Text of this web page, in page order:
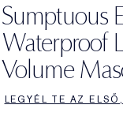
Sumptuous
Waterproof
Volume
LEGYÉL TE AZ